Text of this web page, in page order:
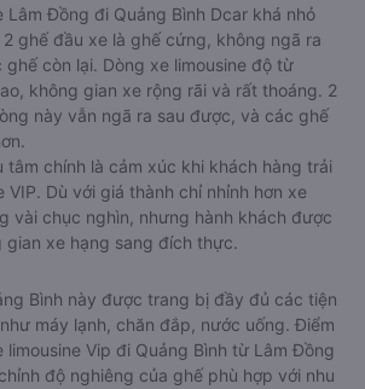
Lâm Đồng đi Quảng Bình Dcar khá nhỏ
ghế đầu xe là ghế cứng, không ngã ra
còn lại. Dòng xe limousine độ từ
không gian xe rộng rãi và rất thoáng. 2
này vẫn ngã ra sau được, và các ghế
tâm chính là cảm xúc khi khách hàng trải
VIP. Dù với giá thành chỉ nhỉnh hơn xe
vài chục nghìn, nhưng hành khách được
gian xe hạng sang đích thực.
Bình này được trang bị đầy đủ các tiện
máy lạnh, chăn đắp, nước uống. Điểm
Vip đi Quảng Bình từ Lâm Đồng
độ nghiêng của ghế phù hợp với nhu